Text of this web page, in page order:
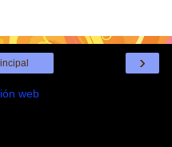
›
web